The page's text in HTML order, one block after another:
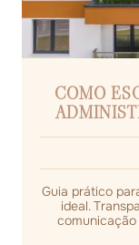
COMO
Guia prático
ideal.